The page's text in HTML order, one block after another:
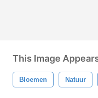
This Image
Bloemen Natuur